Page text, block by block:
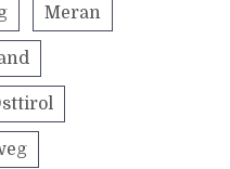
Meran